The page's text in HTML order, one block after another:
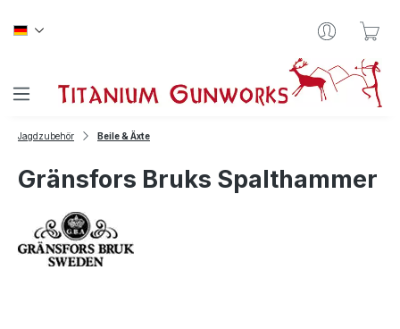
Jagdzubehör Beile & Äxte
Gränsfors Bruks Spalthammer